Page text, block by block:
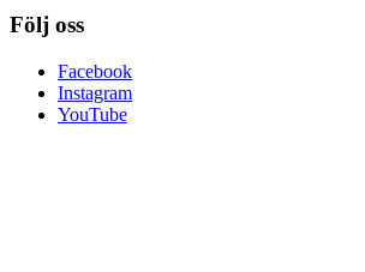
Följ oss
Facebook
Instagram
YouTube